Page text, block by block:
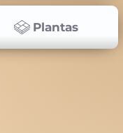
Plantas